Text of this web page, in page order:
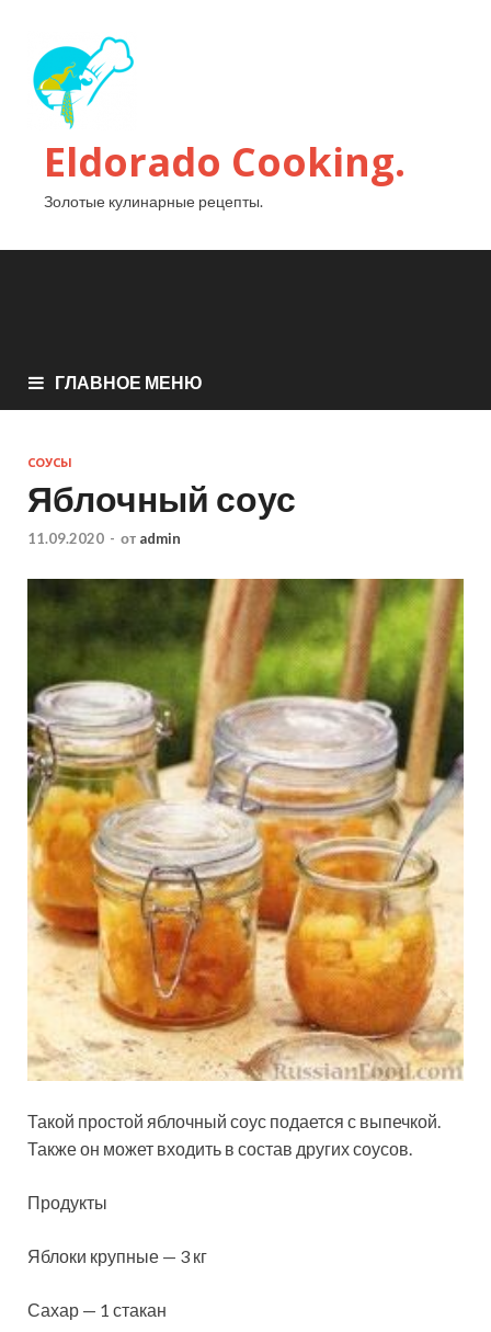
Eldorado Сooking.
Золотые кулинарные рецепты.
ГЛАВНОЕ МЕНЮ
СОУСЫ
Яблочный соус
11.09.2020 - от admin
Такой простой яблочный соус подается с выпечкой.
Также он может входить в состав других соусов.
Продукты
Яблоки крупные — 3 кг
Сахар — 1 стакан